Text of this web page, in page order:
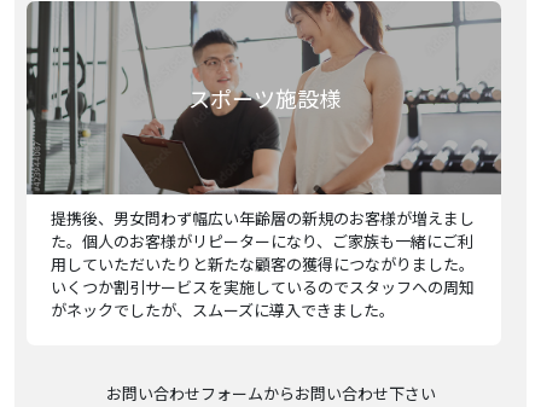
スポーツ施設様
提携後、男女問わず幅広い年齢層の新規のお客様が増えまし
た。個人のお客様がリピーターになり、ご家族も一緒にご利
用していただいたりと新たな顧客の獲得につながりました。
いくつか割引サービスを実施しているのでスタッフへの周知
がネックでしたが、スムーズに導入できました。
お問い合わせフォームからお問い合わせ下さい